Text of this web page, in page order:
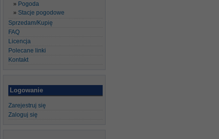
Pogoda
Stacje pogodowe
Sprzedam/Kupię
FAQ
Licencja
Polecane linki
Kontakt
Logowanie
Zarejestruj się
Zaloguj się